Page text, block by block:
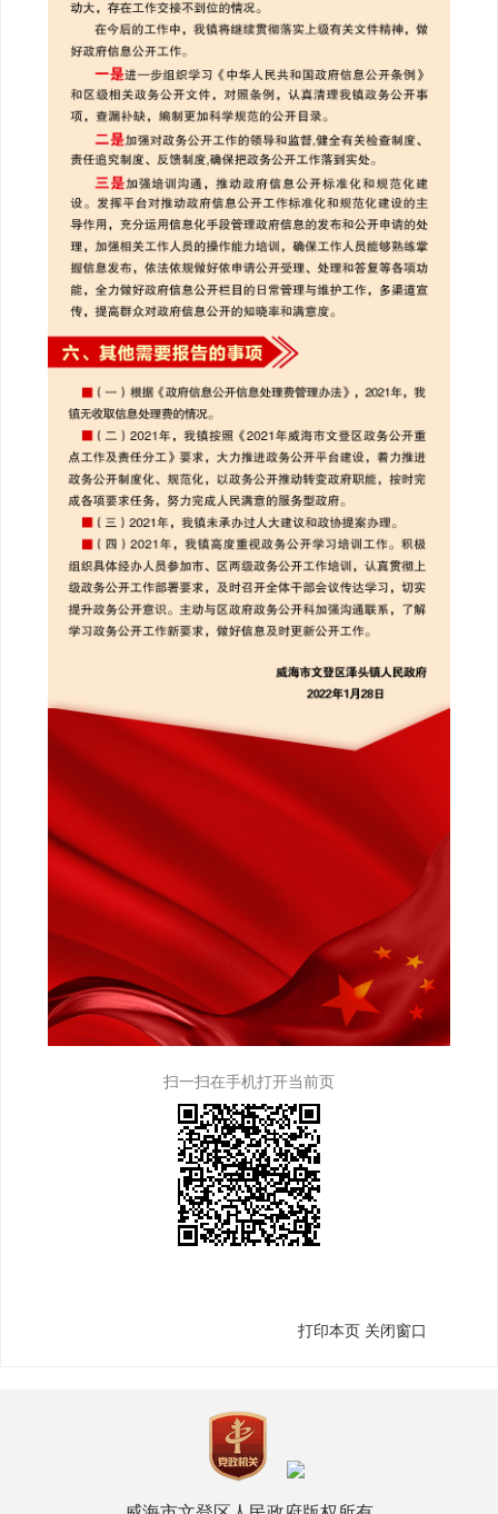
扫一扫在手机打开当前页
打印本页 关闭窗口